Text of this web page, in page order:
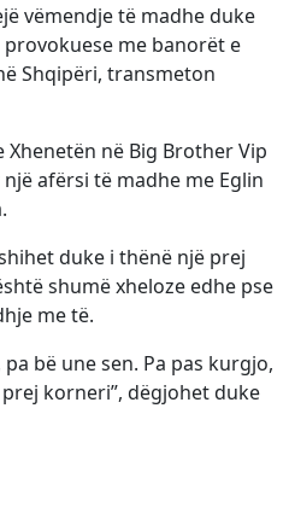
vëmendje të madhe duke
me banorët e
Shqipëri, transmeton
Xhenetën në Big Brother Vip
afërsi të madhe me Eglin
duke i thënë një prej
shumë xheloze edhe pse
me të.
bë une sen. Pa pas kurgjo,
korneri”, dëgjohet duke